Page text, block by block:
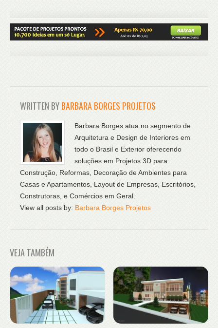
WRITTEN BYBARBARA BORGES PROJETOS
Barbara Borges atua no segmento de
Arquitetura e Design de Interiores em
todo o Brasil e Exterior oferecendo
soluções em Projetos 3D para:
Construção, Reformas, Decoração de Ambientes para
Casas e Apartamentos, Layout de Empresas, Escritórios,
Construtoras, e Comércios em Geral.
View all posts by: Barbara Borges Projetos
VEJA TAMBÉM